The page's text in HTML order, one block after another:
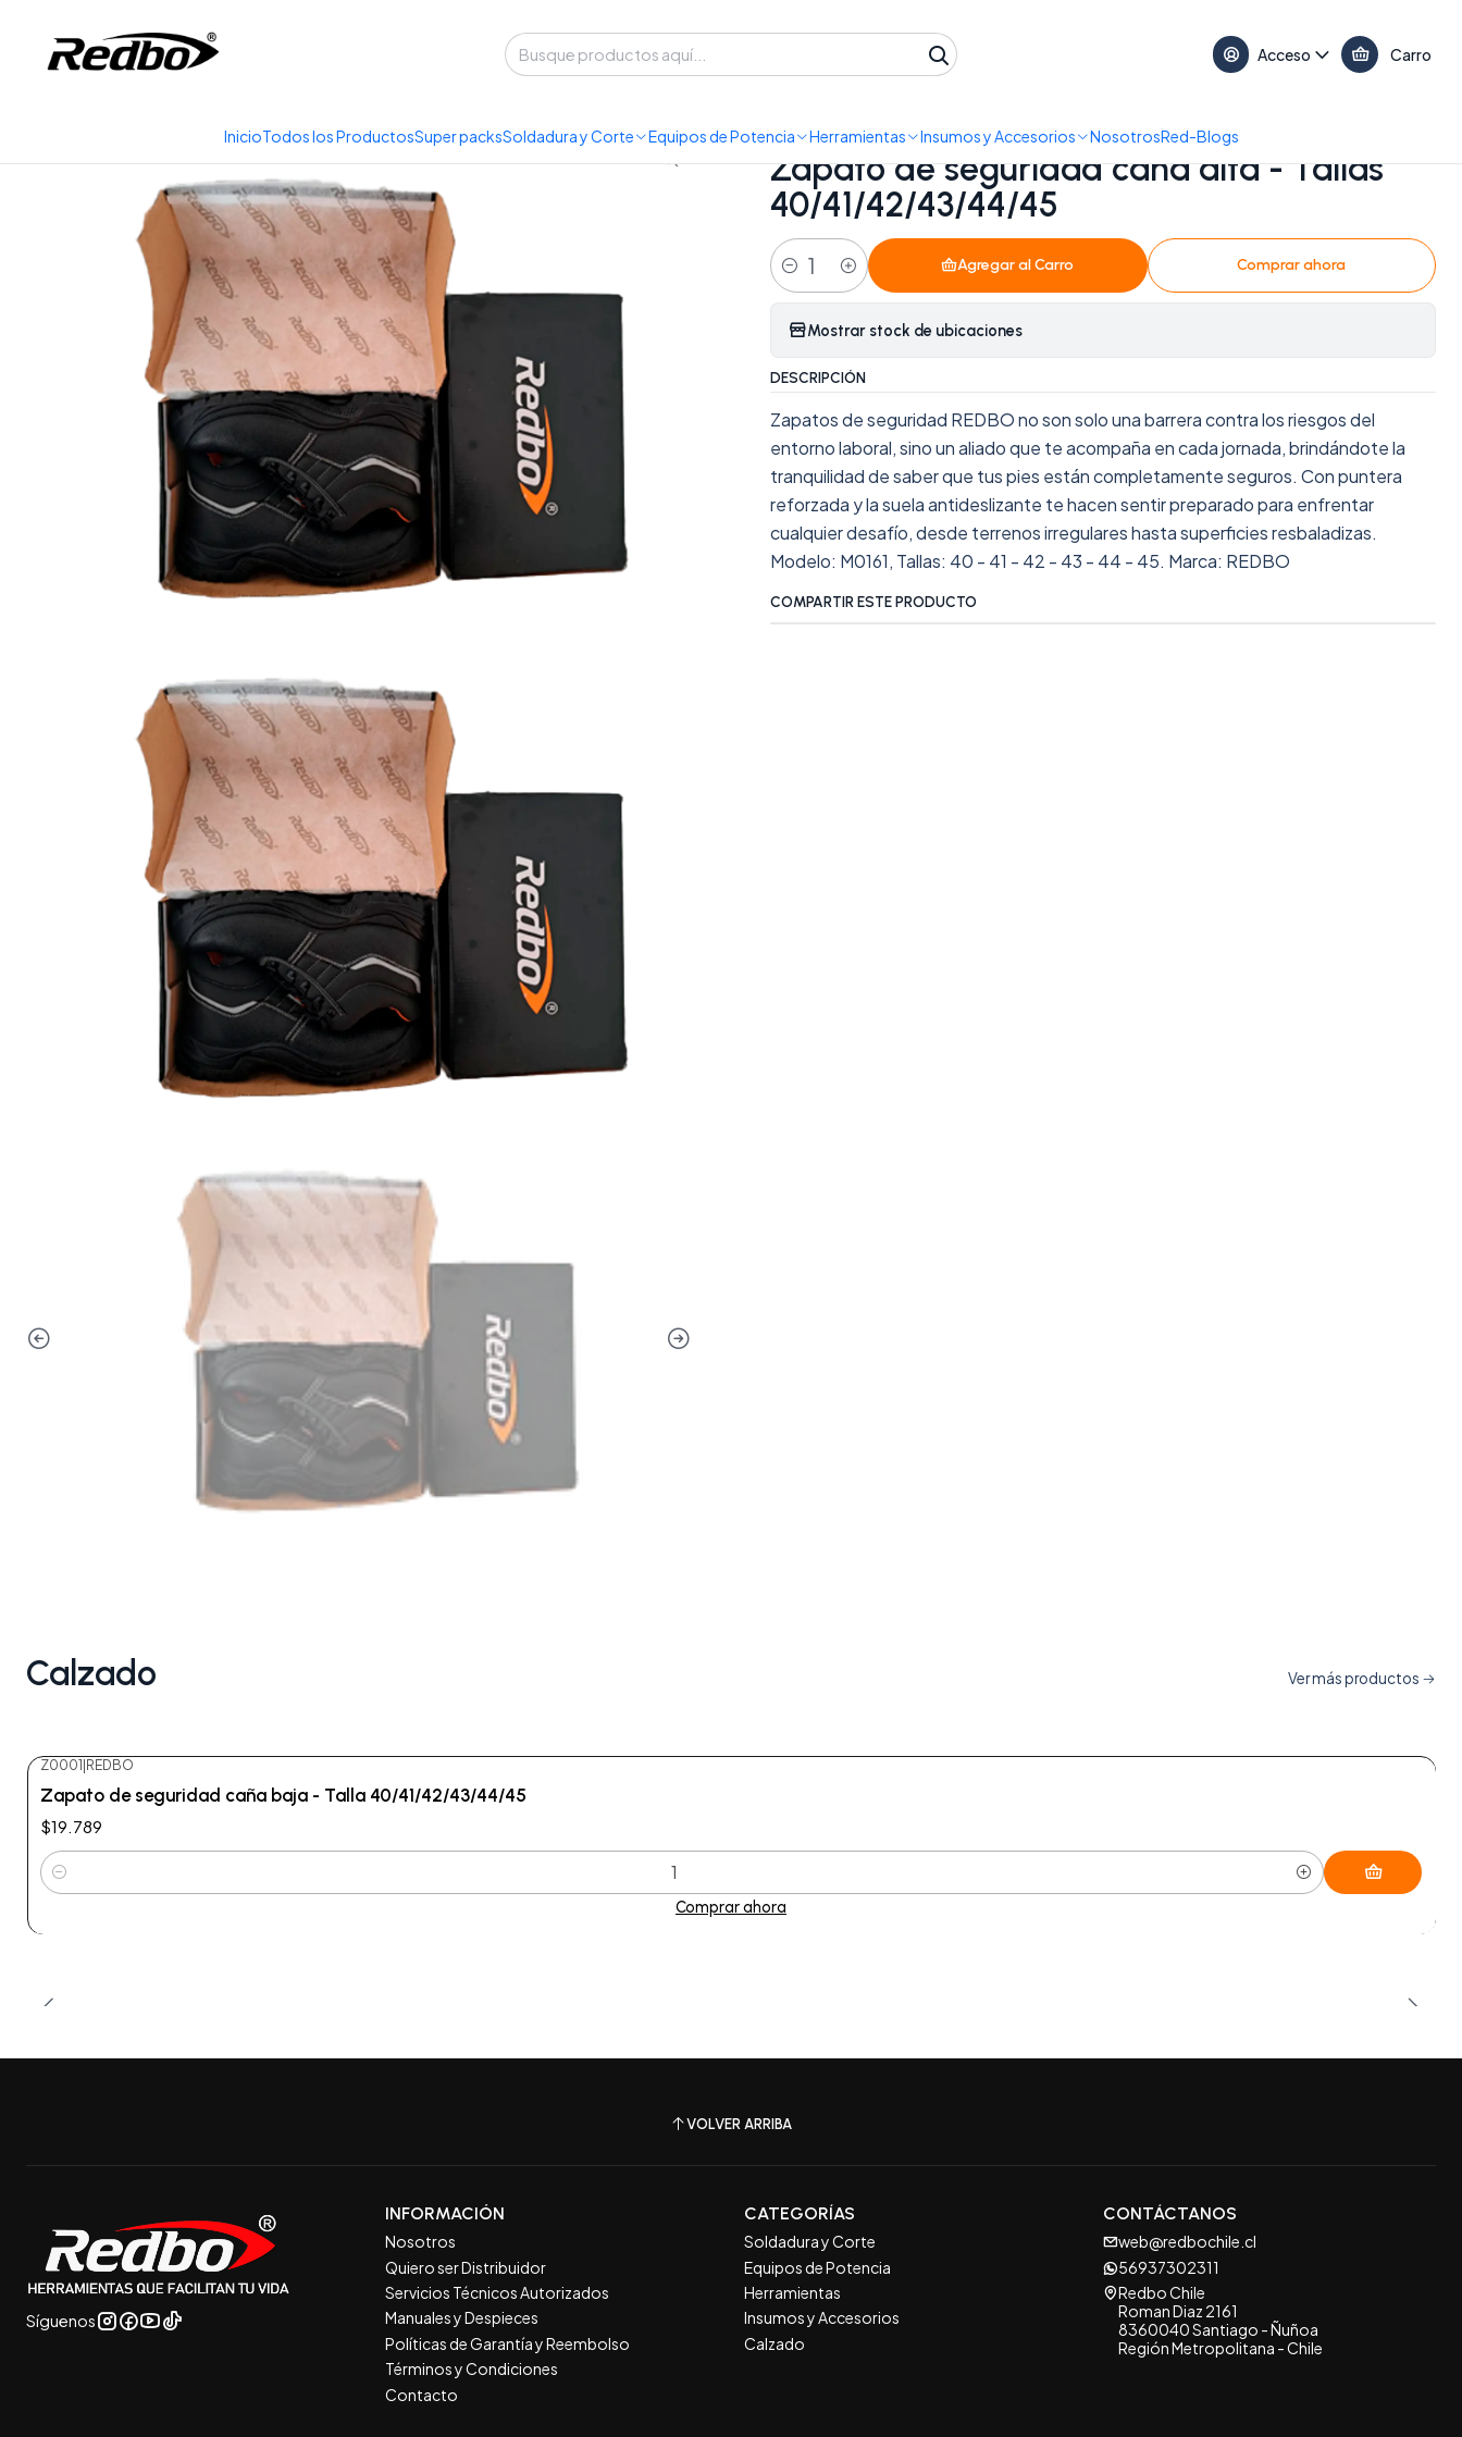
Acceso Carro
InicioTodos los ProductosSuper packsSoldadura y Corte Equipos de Potencia Herramientas Insumos y Accesorios NosotrosRed-Blogs
Productos Calzado Zapato de seguridad caña alta - Tallas 40/41/42/43/44/45
|
Zapato de seguridad caña alta - Tallas
40/41/42/43/44/45
Cantidad
Agregar al Carro Comprar ahora
Mostrar stock de ubicaciones
DESCRIPCIÓN
Zapatos de seguridad REDBO no son solo una barrera contra los riesgos del
entorno laboral, sino un aliado que te acompaña en cada jornada, brindándote la
tranquilidad de saber que tus pies están completamente seguros. Con puntera
reforzada y la suela antideslizante te hacen sentir preparado para enfrentar
cualquier desafío, desde terrenos irregulares hasta superficies resbaladizas.
Modelo: M0161, Tallas: 40 - 41 - 42 - 43 - 44 - 45. Marca: REDBO
COMPARTIR ESTE PRODUCTO
Calzado Ver más productos
Z0001|REDBO
Zapato de seguridad caña baja - Talla 40/41/42/43/44/45
$19.789
Cantidad
Comprar ahora
VOLVER ARRIBA
Síguenos
INFORMACIÓN
Nosotros
Quiero ser Distribuidor
Servicios Técnicos Autorizados
Manuales y Despieces
Políticas de Garantía y Reembolso
Términos y Condiciones
Contacto
CATEGORÍAS
Soldadura y Corte
Equipos de Potencia
Herramientas
Insumos y Accesorios
Calzado
CONTÁCTANOS
web@redbochile.cl
56937302311
Redbo Chile
Roman Diaz 2161
8360040 Santiago - Ñuñoa
Región Metropolitana - Chile